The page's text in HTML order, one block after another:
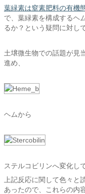
葉緑素は窒素肥料の有機
で、葉緑素を構成するヘ
るか？という疑問に対し
土壌微生物での話題が見
進め、
ヘムから
ステルコビリンへ変化し
上記反応に関して色々
あったので、これらの内